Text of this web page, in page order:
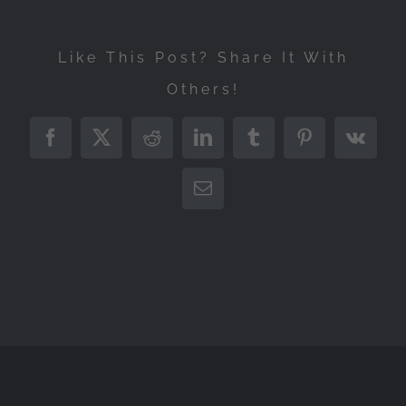
Like This Post? Share It With
Others!
Facebook
X RedditLinkedInTumblrPinterest
Vk
Correo